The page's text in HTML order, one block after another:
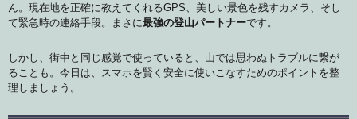
ん。現在地を正確に教えてくれるGPS、美しい景色を残すカメラ、そし
て緊急時の連絡手段。まさに最強の登山パートナーです。
しかし、街中と同じ感覚で使っていると、山では思わぬトラブルに繋が
ることも。今日は、スマホを賢く安全に使いこなすためのポイントを整
理しましょう。